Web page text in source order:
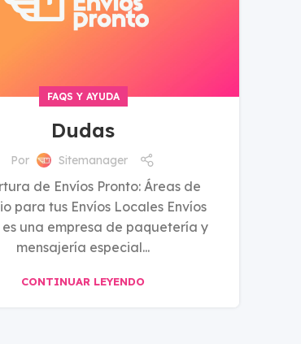
FAQS Y AYUDA
Dudas
Por Sitemanager
de Envíos Pronto: Áreas de
para tus Envíos Locales Envíos
es una empresa de paquetería y
mensajería especial...
CONTINUAR LEYENDO